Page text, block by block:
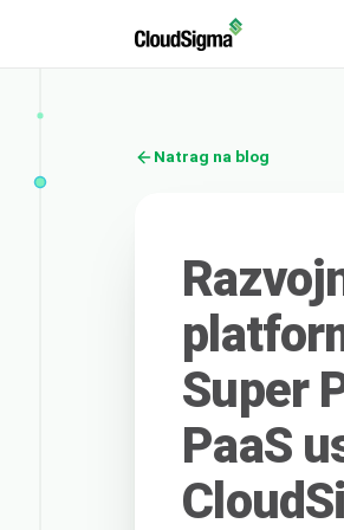
Natrag na blog
Super
PaaS